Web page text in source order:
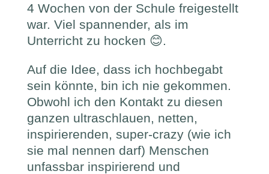
4 Wochen von der Schule freigestellt
war. Viel spannender, als im
Unterricht zu hocken 😊.
Auf die Idee, dass ich hochbegabt
sein könnte, bin ich nie gekommen.
Obwohl ich den Kontakt zu diesen
ganzen ultraschlauen, netten,
inspirierenden, super-crazy (wie ich
sie mal nennen darf) Menschen
unfassbar inspirierend und